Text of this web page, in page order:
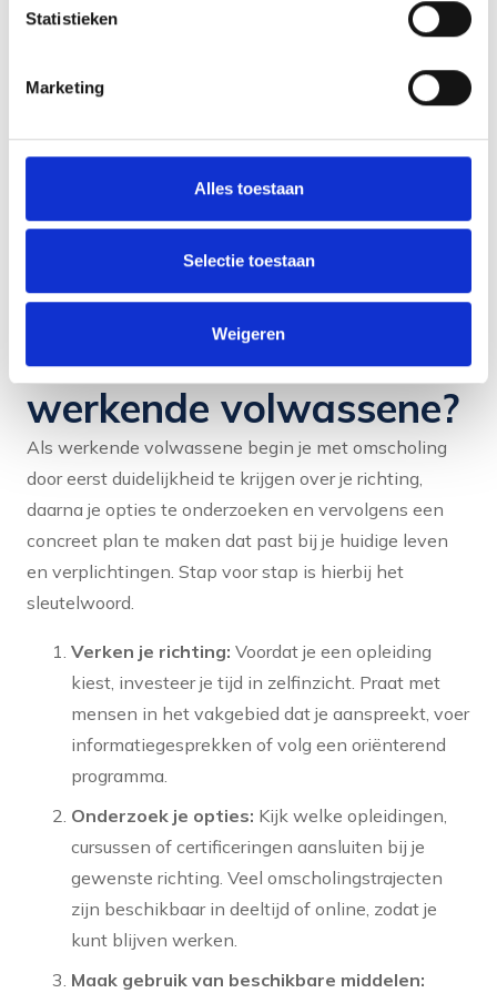
Statistieken
Marketing
Alles toestaan
Selectie toestaan
Weigeren
Aanpassingsperiode:
In een nieuwe sector
netwerk en reputatie.
De nadelen zijn reëel, maar voor veel mensen weegt
en begeleiding.
Hoe begin je met
omscholing als
werkende volwassene?
Als werkende volwassene begin je met omscholing
door eerst duidelijkheid te krijgen over je richting,
daarna je opties te onderzoeken en vervolgens een
concreet plan te maken dat past bij je huidige leven
en verplichtingen. Stap voor stap is hierbij het
sleutelwoord.
Verken je richting: Voordat je een opleiding
kiest, investeer je tijd in zelfinzicht. Praat met
mensen in het vakgebied dat je aanspreekt, voer
informatiegesprekken of volg een oriënterend
programma.
Onderzoek je opties: Kijk welke opleidingen,
cursussen of certificeringen aansluiten bij je
gewenste richting. Veel omscholingstrajecten
zijn beschikbaar in deeltijd of online, zodat je
kunt blijven werken.
Maak gebruik van beschikbare middelen: